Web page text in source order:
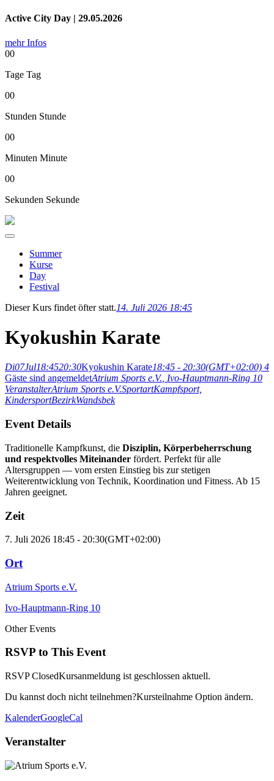
Active City Day | 29.05.2026
mehr Infos
00
Tage Tag
00
Stunden Stunde
00
Minuten Minute
00
Sekunden Sekunde
Summer
Kurse
Day
Festival
Dieser Kurs findet öfter statt.14. Juli 2026 18:45
Kyokushin Karate
Di07Jul18:4520:30Kyokushin Karate18:45 - 20:30(GMT+02:00) 4
Gäste sind angemeldetAtrium Sports e.V., Ivo-Hauptmann-Ring 10
VeranstalterAtrium Sports e.V.SportartKampfsport,
KindersportBezirkWandsbek
Event Details
Traditionelle Kampfkunst, die Disziplin, Körperbeherrschung
und respektvolles Miteinander fördert. Perfekt für alle
Altersgruppen — vom ersten Einstieg bis zur stetigen
Weiterentwicklung von Technik, Koordination und Fitness. Ab 15
Jahren geeignet.
Zeit
7. Juli 2026 18:45 - 20:30(GMT+02:00)
Ort
Atrium Sports e.V.
Ivo-Hauptmann-Ring 10
Other Events
RSVP to This Event
RSVP ClosedKursanmeldung ist geschlossen aktuell.
Du kannst doch nicht teilnehmen?Kursteilnahme Option ändern.
KalenderGoogleCal
Veranstalter